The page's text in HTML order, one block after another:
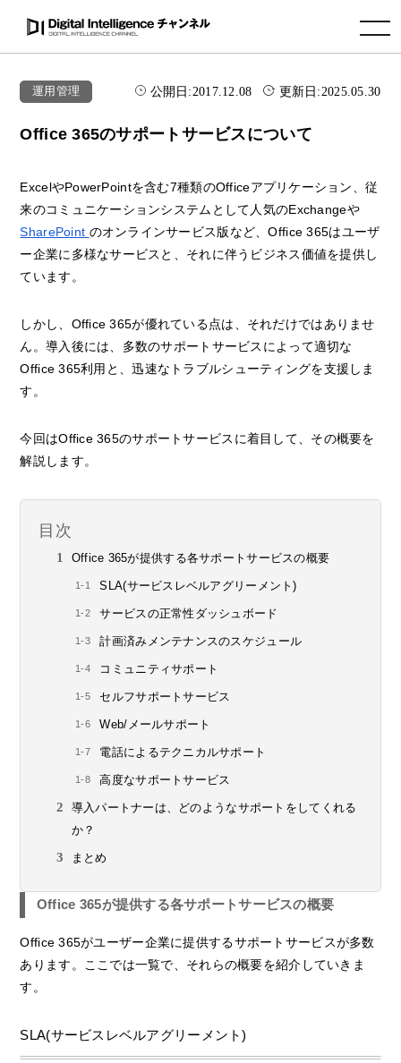
toggle navigation
運用管理 公開日:2017.12.08 更新日:2025.05.30
Office 365のサポートサービスについて
ExcelやPowerPointを含む7種類のOfficeアプリケーション、従
来のコミュニケーションシステムとして人気のExchangeや
SharePoint のオンラインサービス版など、Office 365はユーザ
ー企業に多様なサービスと、それに伴うビジネス価値を提供し
ています。
しかし、Office 365が優れている点は、それだけではありませ
ん。導入後には、多数のサポートサービスによって適切な
Office 365利用と、迅速なトラブルシューティングを支援しま
す。
今回はOffice 365のサポートサービスに着目して、その概要を
解説します。
目次
Office 365が提供する各サポートサービスの概要
SLA(サービスレベルアグリーメント)
サービスの正常性ダッシュボード
計画済みメンテナンスのスケジュール
コミュニティサポート
セルフサポートサービス
Web/メールサポート
電話によるテクニカルサポート
高度なサポートサービス
導入パートナーは、どのようなサポートをしてくれる
か？
まとめ
Office 365が提供する各サポートサービスの概要
Office 365がユーザー企業に提供するサポートサービスが多数
あります。ここでは一覧で、それらの概要を紹介していきま
す。
SLA(サービスレベルアグリーメント)